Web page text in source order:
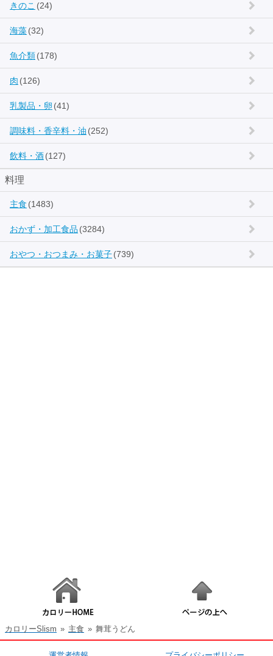
きのこ (24)
海藻(32)
魚介類(178)
肉 (126)
乳製品・卵 (41)
調味料・香辛料・油 (252)
飲料・酒(127)
料理
主食 (1483)
おかず・加工食品 (3284)
おやつ・おつまみ・お菓子(739)
カロリーSlism » 主食 » 舞茸うどん